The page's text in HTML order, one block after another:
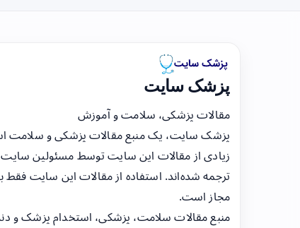
پزشک سایت
مقالات پزشکی، سلامت و آموزش
پزشک سایت، یک منبع مقالات پزشکی و
زیادی از مقالات این سایت توسط مسئولین سایت
ترجمه شده‌اند. استفاده از مقالات این سایت فقط
مجاز است.
منبع مقالات سلامت، پزشکی، استخدام پزشک و